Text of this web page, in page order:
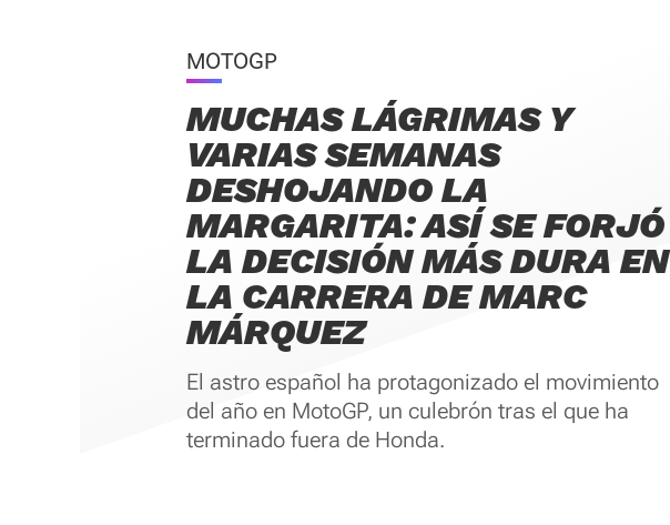
MOTOGP
MUCHAS LÁGRIMAS Y
VARIAS SEMANAS
DESHOJANDO LA
MARGARITA: ASÍ SE FORJÓ
LA DECISIÓN MÁS DURA EN
LA CARRERA DE MARC
MÁRQUEZ
El astro español ha protagonizado el movimiento
del año en MotoGP, un culebrón tras el que ha
terminado fuera de Honda.